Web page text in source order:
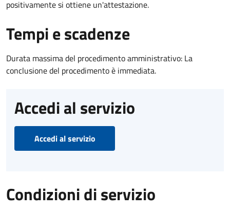
positivamente si ottiene un'attestazione.
Tempi e scadenze
Durata massima del procedimento amministrativo: La
conclusione del procedimento è immediata.
Accedi al servizio
Accedi al servizio
Condizioni di servizio